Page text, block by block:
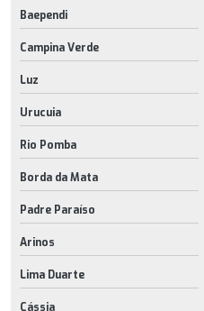
Baependi
Campina Verde
Luz
Urucuia
Rio Pomba
Borda da Mata
Padre Paraíso
Arinos
Lima Duarte
Cássia